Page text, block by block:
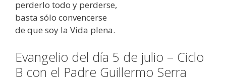
perderlo todo y perderse,
basta sólo convencerse
de que soy la Vida plena.
Evangelio del día 5 de julio – Ciclo
B con el Padre Guillermo Serra